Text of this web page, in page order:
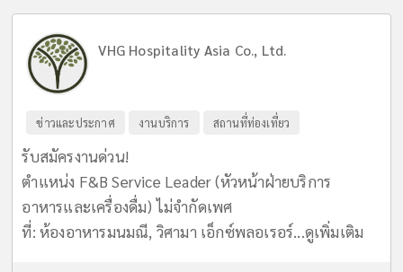
VHG Hospitality Asia Co., Ltd.
ข่าวและประกาศ งานบริการ สถานที่ท่องเที่ยว
รับสมัครงานด่วน!
ตำแหน่ง F&B Service Leader (หัวหน้าฝ่ายบริการ
อาหารและเครื่องดื่ม) ไม่จำกัดเพศ
ที่: ห้องอาหารมนมณี, วิศามา เอ็กซ์พลอเรอร์...ดูเพิ่มเติม